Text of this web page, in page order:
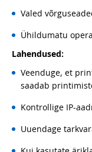
Valed
Ühildumatu
Lahendused:
Veenduge, et
saadab
Kontrollige IP-
Uuendage